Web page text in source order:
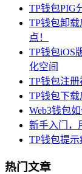
TP钱包PIG
TP钱包卸
点！
TP钱包iOS
化空间
TP钱包注
TP钱包下
Web3钱包
新手入门，
TP钱包提
热门文章